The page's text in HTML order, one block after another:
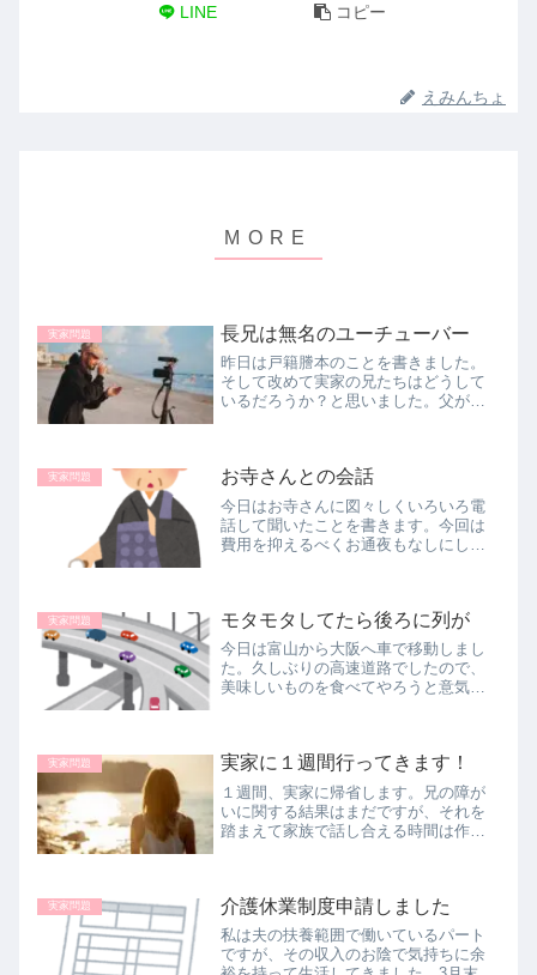
LINE コピー
えみんちょ
実家問題 長兄は無名のユーチューバー
昨日は戸籍謄本のことを書きました。
そして改めて実家の兄たちはどうして
いるだろうか？と思いました。父が生
いなんて、なんて寂しいことなんだろ
う・・...
実家問題 お寺さんとの会話
今日はお寺さんに図々しくいろいろ電
話して聞いたことを書きます。今回は
費用を抑えるべくお通夜もなしにしま
た。特に問題なく連絡は済みました。
夜に...
実家問題 モタモタしてたら後ろに列が
今日は富山から大阪へ車で移動しまし
た。久しぶりの高速道路でしたので、
美味しいものを食べてやろうと意気込
30円値上がりです。もう何回も食...
実家問題 実家に１週間行ってきます！
１週間、実家に帰省します。兄の障が
いに関する結果はまだですが、それを
踏まえて家族で話し合える時間は作れ
きりさせたいけれど、話し合えるか
な？
実家問題 介護休業制度申請しました
私は夫の扶養範囲で働いているパート
ですが、その収入のお陰で気持ちに余